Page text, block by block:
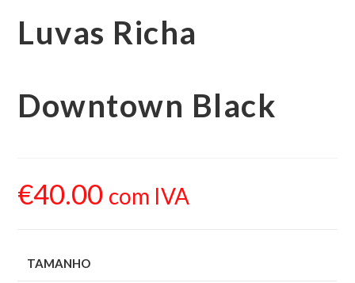
Luvas Richa
Downtown Black
€40.00 com IVA
TAMANHO